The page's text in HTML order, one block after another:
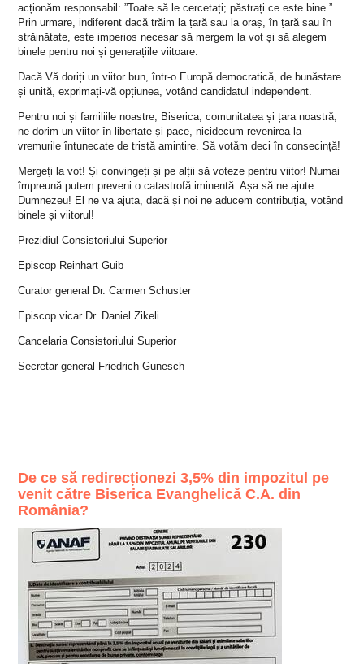
acționăm responsabil: ”Toate să le cercetați; păstrați ce este bine.”
Prin urmare, indiferent dacă trăim la țară sau la oraș, în țară sau în
străinătate, este imperios necesar să mergem la vot și să alegem
binele pentru noi și generațiile viitoare.
Dacă Vă doriți un viitor bun, într-o Europă democratică, de bunăstare
și unită, exprimați-vă opțiunea, votând candidatul independent.
Pentru noi și familiile noastre, Biserica, comunitatea și țara noastră,
ne dorim un viitor în libertate și pace, nicidecum revenirea la
vremurile întunecate de tristă amintire. Să votăm deci în consecință!
Mergeți la vot! Și convingeți și pe alții să voteze pentru viitor! Numai
împreună putem preveni o catastrofă iminentă. Așa să ne ajute
Dumnezeu! El ne va ajuta, dacă și noi ne aducem contribuția, votând
binele și viitorul!
Prezidiul Consistoriului Superior
Episcop Reinhart Guib
Curator general Dr. Carmen Schuster
Episcop vicar Dr. Daniel Zikeli
Cancelaria Consistoriului Superior
Secretar general Friedrich Gunesch
De ce să redirecționezi 3,5% din impozitul pe
venit către Biserica Evanghelică C.A. din
România?